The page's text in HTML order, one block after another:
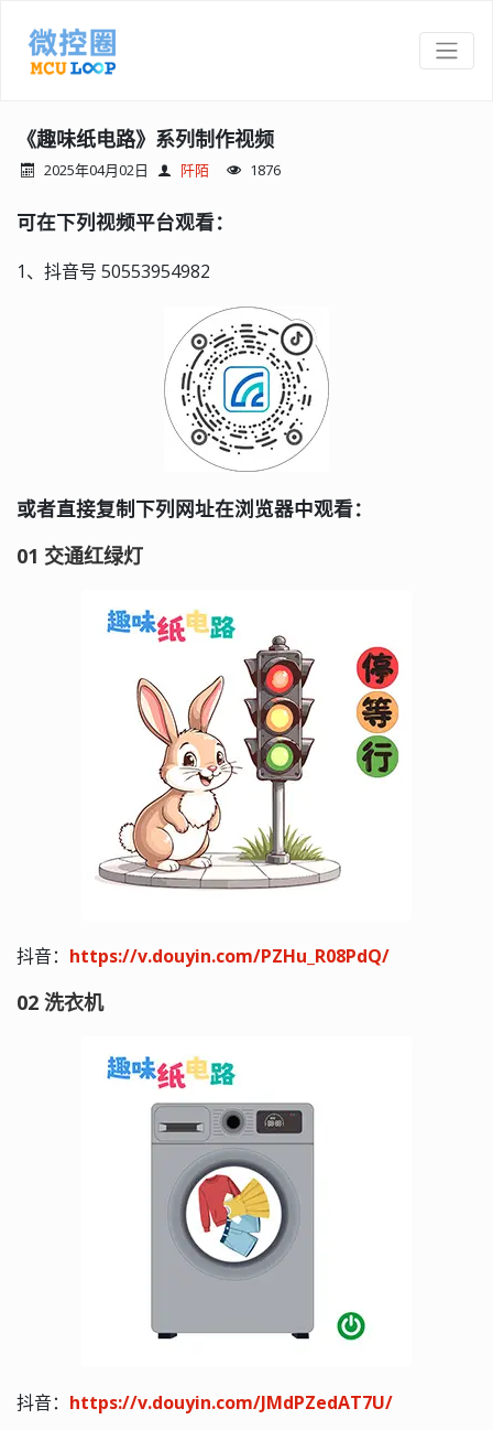
《趣味纸电路》系列制作视频
2025年04月02日 阡陌 1876
可在下列视频平台观看：
1、抖音号 50553954982
或者直接复制下列网址在浏览器中观看：
01 交通红绿灯
抖音： https://v.douyin.com/PZHu_R08PdQ/
02 洗衣机
抖音： https://v.douyin.com/JMdPZedAT7U/